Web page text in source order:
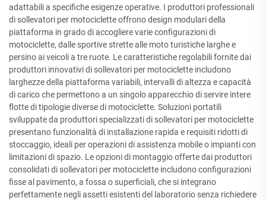
adattabili a specifiche esigenze operative. I produttori professionali
di sollevatori per motociclette offrono design modulari della
piattaforma in grado di accogliere varie configurazioni di
motociclette, dalle sportive strette alle moto turistiche larghe e
persino ai veicoli a tre ruote. Le caratteristiche regolabili fornite dai
produttori innovativi di sollevatori per motociclette includono
larghezze della piattaforma variabili, intervalli di altezza e capacità
di carico che permettono a un singolo apparecchio di servire intere
flotte di tipologie diverse di motociclette. Soluzioni portatili
sviluppate da produttori specializzati di sollevatori per motociclette
presentano funzionalità di installazione rapida e requisiti ridotti di
stoccaggio, ideali per operazioni di assistenza mobile o impianti con
limitazioni di spazio. Le opzioni di montaggio offerte dai produttori
consolidati di sollevatori per motociclette includono configurazioni
fisse al pavimento, a fossa o superficiali, che si integrano
perfettamente negli assetti esistenti del laboratorio senza richiedere